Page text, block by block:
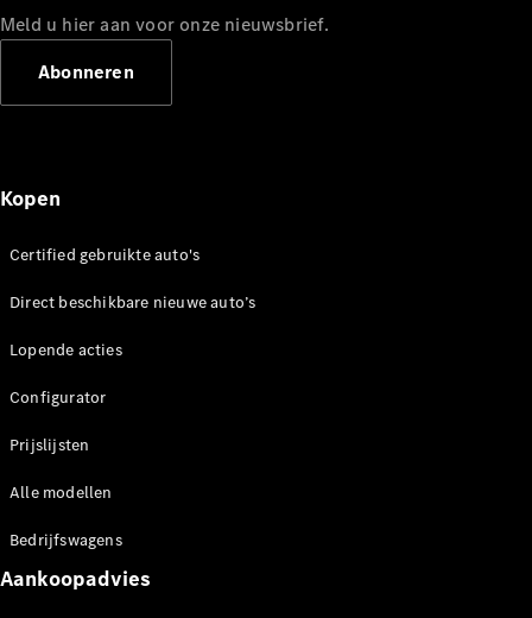
Alle Estates
CLA
Brake
E-Klasse
E-Klasse
All-Terrain
Configurator
Benz Store
Meld u hier aan voor onze nieuwsbrief.
Abonneren
Kopen
Certified gebruikte auto's
Direct beschikbare nieuwe auto’s
Lopende acties
Configurator
Prijslijsten
Alle modellen
Bedrijfswagens
Aankoopadvies